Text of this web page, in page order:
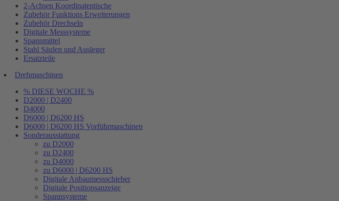
2-Achsen Koordinatentische
Zubehör Funktions Erweiterungen
Zubehör Drechseln
Digitale Messsysteme
Spannmittel
Stahl Säulen und Ausleger
Ersatzteile
Drehmaschinen
% DIESE WOCHE %
D2000 | D2400
D4000
D6000 | D6200 HS
D6000 | D6200 HS Vorführmaschinen
Sonderausstattung
zu D2000
zu D2400
zu D4000
zu D6000 | D6200 HS
Digitale Anbaumessschieber
Digitale Positionsanzeige
Spannsysteme